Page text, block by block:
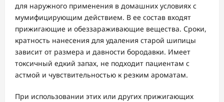
для наружного применения в домашних условиях с
мумифицирующим действием. В ее состав входят
прижигающие и обеззараживающие вещества. Сроки,
кратность нанесения для удаления старой шипицы
зависит от размера и давности бородавки. Имеет
токсичный едкий запах, не подходит пациентам с
астмой и чувствительностью к резким ароматам.
При использовании этих или других прижигающих